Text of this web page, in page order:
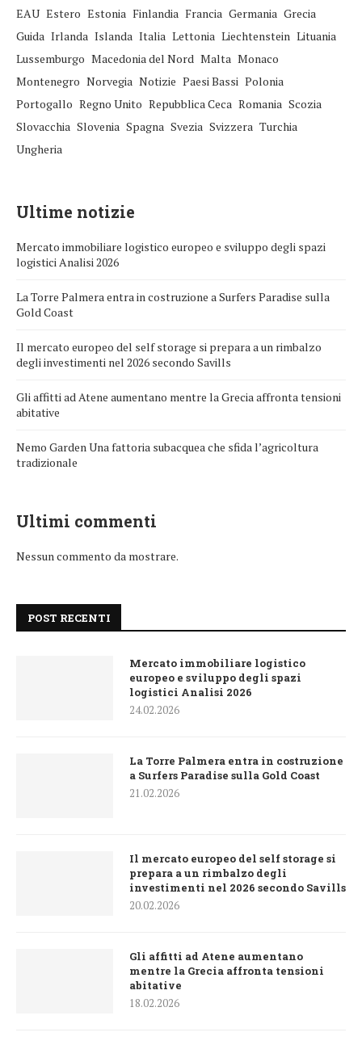
EAU Estero Estonia Finlandia Francia Germania Grecia
Guida Irlanda Islanda Italia Lettonia Liechtenstein Lituania
Lussemburgo Macedonia del Nord Malta Monaco
Montenegro Norvegia Notizie Paesi Bassi Polonia
Portogallo Regno Unito Repubblica Ceca Romania Scozia
Slovacchia Slovenia Spagna Svezia Svizzera Turchia
Ungheria
Ultime notizie
Mercato immobiliare logistico europeo e sviluppo degli spazi
logistici Analisi 2026
La Torre Palmera entra in costruzione a Surfers Paradise sulla
Gold Coast
Il mercato europeo del self storage si prepara a un rimbalzo
degli investimenti nel 2026 secondo Savills
Gli affitti ad Atene aumentano mentre la Grecia affronta tensioni
abitative
Nemo Garden Una fattoria subacquea che sfida l’agricoltura
tradizionale
Ultimi commenti
Nessun commento da mostrare.
POST RECENTI
Mercato immobiliare logistico
europeo e sviluppo degli spazi
logistici Analisi 2026
24.02.2026
La Torre Palmera entra in costruzione
a Surfers Paradise sulla Gold Coast
21.02.2026
Il mercato europeo del self storage si
prepara a un rimbalzo degli
investimenti nel 2026 secondo Savills
20.02.2026
Gli affitti ad Atene aumentano
mentre la Grecia affronta tensioni
abitative
18.02.2026